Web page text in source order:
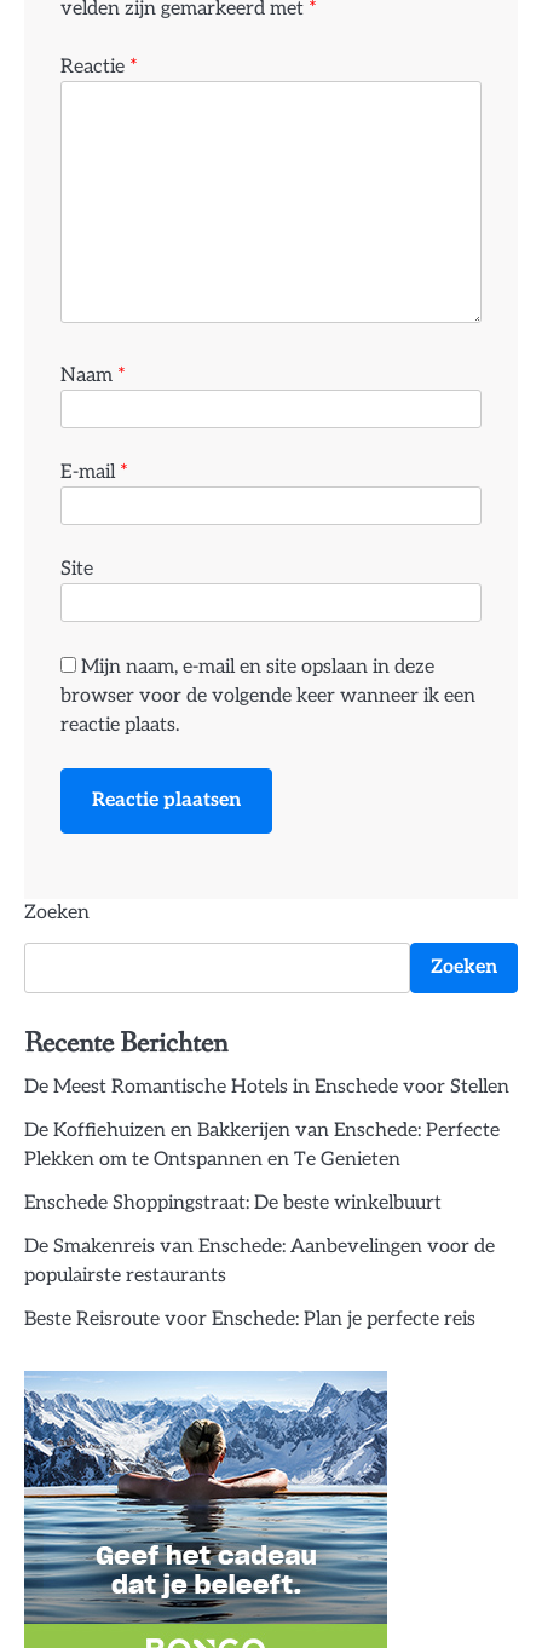
velden zijn gemarkeerd met *
Reactie *
Naam *
E-mail *
Site
Mijn naam, e-mail en site opslaan in deze
browser voor de volgende keer wanneer ik een
reactie plaats.
Zoeken
Zoeken
Recente Berichten
De Meest Romantische Hotels in Enschede voor Stellen
De Koffiehuizen en Bakkerijen van Enschede: Perfecte
Plekken om te Ontspannen en Te Genieten
Enschede Shoppingstraat: De beste winkelbuurt
De Smakenreis van Enschede: Aanbevelingen voor de
populairste restaurants
Beste Reisroute voor Enschede: Plan je perfecte reis